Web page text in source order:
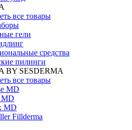
все товары
гели
средства
пилинги
BY SESDERMA
все товары
MD
MD
MD
Fillderma